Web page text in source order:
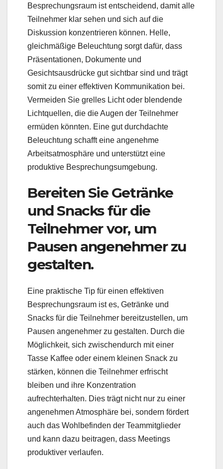
Besprechungsraum ist entscheidend, damit alle
Teilnehmer klar sehen und sich auf die
Diskussion konzentrieren können. Helle,
gleichmäßige Beleuchtung sorgt dafür, dass
Präsentationen, Dokumente und
Gesichtsausdrücke gut sichtbar sind und trägt
somit zu einer effektiven Kommunikation bei.
Vermeiden Sie grelles Licht oder blendende
Lichtquellen, die die Augen der Teilnehmer
ermüden könnten. Eine gut durchdachte
Beleuchtung schafft eine angenehme
Arbeitsatmosphäre und unterstützt eine
produktive Besprechungsumgebung.
Bereiten Sie Getränke
und Snacks für die
Teilnehmer vor, um
Pausen angenehmer zu
gestalten.
Eine praktische Tip für einen effektiven
Besprechungsraum ist es, Getränke und
Snacks für die Teilnehmer bereitzustellen, um
Pausen angenehmer zu gestalten. Durch die
Möglichkeit, sich zwischendurch mit einer
Tasse Kaffee oder einem kleinen Snack zu
stärken, können die Teilnehmer erfrischt
bleiben und ihre Konzentration
aufrechterhalten. Dies trägt nicht nur zu einer
angenehmen Atmosphäre bei, sondern fördert
auch das Wohlbefinden der Teammitglieder
und kann dazu beitragen, dass Meetings
produktiver verlaufen.